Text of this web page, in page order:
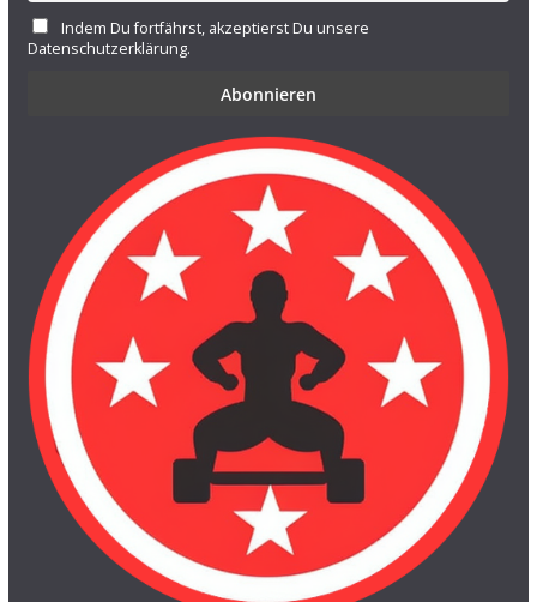
Indem Du fortfährst, akzeptierst Du unsere
Datenschutzerklärung.